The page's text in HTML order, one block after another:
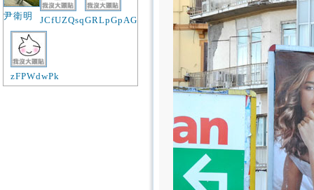
尹衛明 JCfUZQsqGRLpGpAG
zFPWdwPk